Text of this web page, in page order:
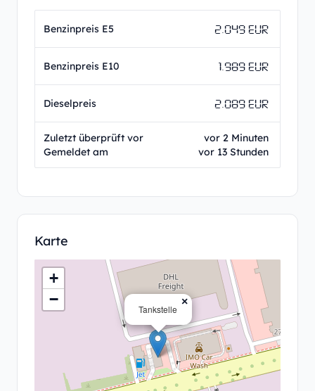
Benzinpreis E5 2.049 EUR
Benzinpreis E10 1.989 EUR
Dieselpreis 2.089 EUR
Zuletzt überprüft vor
Gemeldet am
vor 2 Minuten
vor 13 Stunden
Karte
Tankstelle
×
+
−